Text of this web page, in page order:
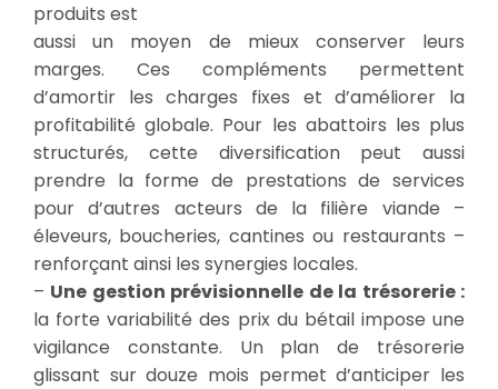
produits est
aussi un moyen de mieux conserver leurs
marges. Ces compléments permettent
d’amortir les charges fixes et d’améliorer la
profitabilité globale. Pour les abattoirs les plus
structurés, cette diversification peut aussi
prendre la forme de prestations de services
pour d’autres acteurs de la filière viande –
éleveurs, boucheries, cantines ou restaurants –
renforçant ainsi les synergies locales.
– Une gestion prévisionnelle de la trésorerie :
la forte variabilité des prix du bétail impose une
vigilance constante. Un plan de trésorerie
glissant sur douze mois permet d’anticiper les